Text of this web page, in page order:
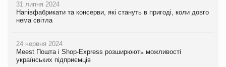
31 липня 2024
Напівфабрикати та консерви, які стануть в пригоді, коли довго
нема світла
24 червня 2024
Meest Пошта і Shop-Express розширюють можливості
українських підприємців